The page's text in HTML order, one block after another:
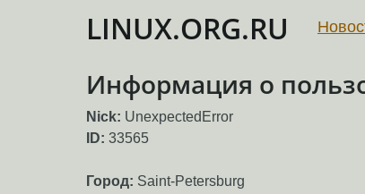
LINUX.ORG.RU
Информация о
Nick: UnexpectedError
ID: 33565
Город: Saint-Petersburg